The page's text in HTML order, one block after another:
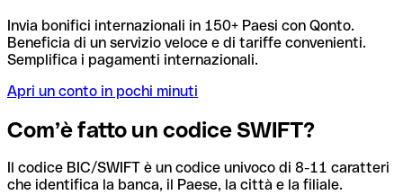
Invia bonifici internazionali in 150+ Paesi con Qonto.
Beneficia di un servizio veloce e di tariffe convenienti.
Semplifica i pagamenti internazionali.
Apri un conto in pochi minuti
Com’è fatto un codice SWIFT?
Il codice BIC/SWIFT è un codice univoco di 8-11 caratteri
che identifica la banca, il Paese, la città e la filiale.